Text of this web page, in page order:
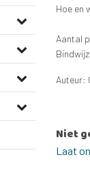
Hoe en
Aantal
Auteur:
Niet
Laat